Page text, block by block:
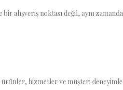
alışveriş noktası değil, aynı zamanda
hizmetler ve müşteri